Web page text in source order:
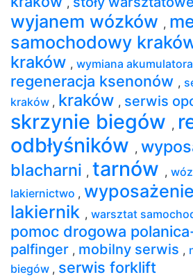
wyjanem wózków ,
samochodowy
kraków , wymiana
regeneracja ksenonów ,
kraków , kraków , serwis
skrzynie biegów ,
odbłyśników ,
blacharni , tarnów ,
lakiernictwo ,
lakiernik , warsztat
pomoc drogowa
palfinger , mobilny serwis ,
biegów , serwis forklift